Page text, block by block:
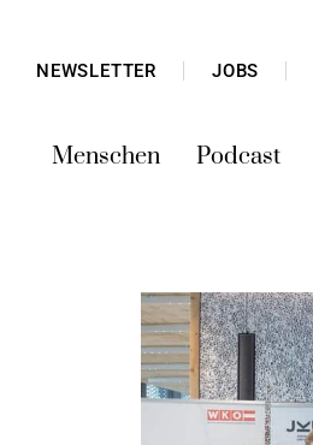
NEWSLETTER JOBS
Menschen Podcast